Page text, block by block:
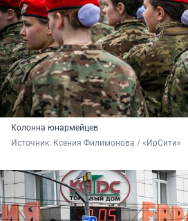
Колонна юнармейцев
Источник: Ксения Филимонова / «ИрСити»